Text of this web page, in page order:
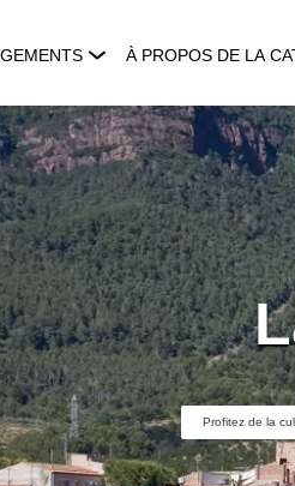
À PROPOS DE LA
Profitez de la